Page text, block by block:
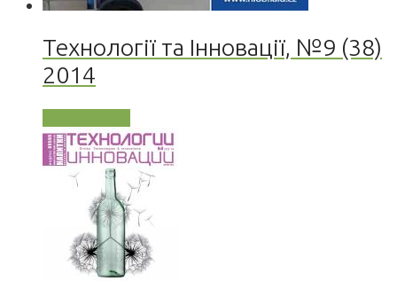
Технології та Інновації, №9 (38)
2014